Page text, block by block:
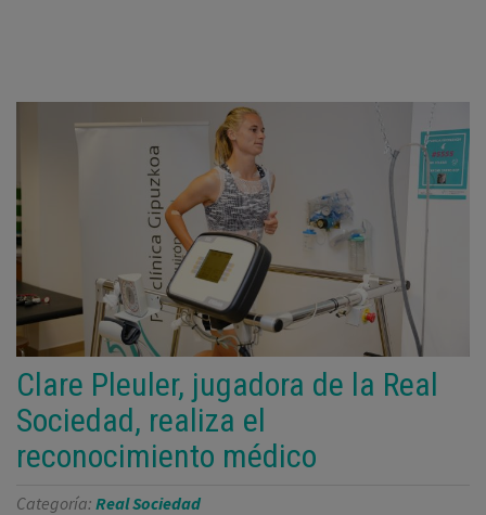
Clare Pleuler, jugadora de la Real
Sociedad, realiza el
reconocimiento médico
Categoría: Real Sociedad